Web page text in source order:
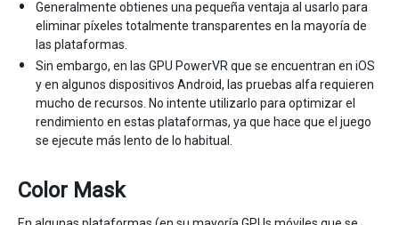
Generalmente obtienes una pequeña ventaja al usarlo para
eliminar píxeles totalmente transparentes en la mayoría de
las plataformas.
Sin embargo, en las GPU PowerVR que se encuentran en iOS
y en algunos dispositivos Android, las pruebas alfa requieren
mucho de recursos. No intente utilizarlo para optimizar el
rendimiento en estas plataformas, ya que hace que el juego
se ejecute más lento de lo habitual.
Color Mask